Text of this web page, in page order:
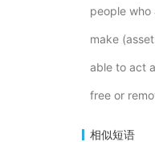
people who
make
able to act
free or
相似短语